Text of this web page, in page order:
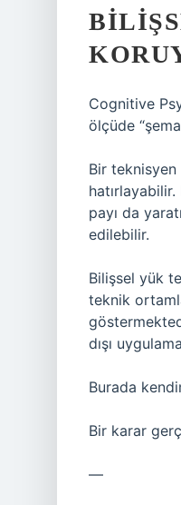
Cognitive
ölçüde
Bir teknisyen
payı da
edilebilir.
Bilişsel yük
teknik
dışı
Burada
Bir karar
—